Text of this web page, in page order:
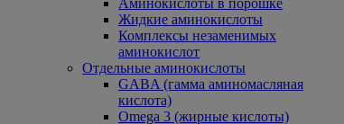
Аминокислоты в порошке
Жидкие аминокислоты
Комплексы незаменимых
аминокислот
Отдельные аминокислоты
GABA (гамма аминомасляная
кислота)
Omega 3 (жирные кислоты)